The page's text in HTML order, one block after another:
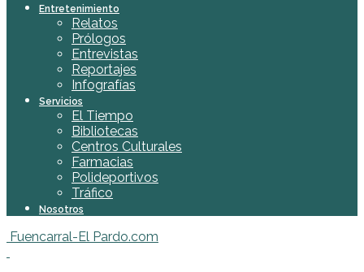
Entretenimiento
Relatos
Prólogos
Entrevistas
Reportajes
Infografías
Servicios
El Tiempo
Bibliotecas
Centros Culturales
Farmacias
Polideportivos
Tráfico
Nosotros
Fuencarral-El Pardo.com